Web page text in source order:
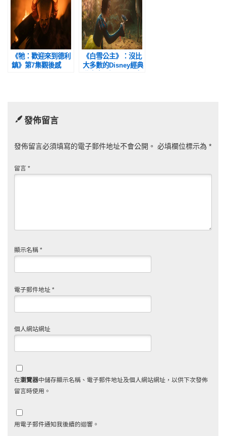
《牠：歡迎來到德利
鎮》第7集觀後感
《白雪公主》：沒比
大多數的Disney經典
發佈留言
發佈留言必須填寫的電子郵件地址不會公開。 必填欄位標示為 *
留言 *
顯示名稱 *
電子郵件地址 *
個人網站網址
在瀏覽器中儲存顯示名稱、電子郵件地址及個人網站網址，以供下次發佈
留言時使用。
用電子郵件通知我後續的迴響。